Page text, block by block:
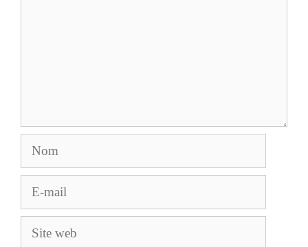
Nom
E-
Site